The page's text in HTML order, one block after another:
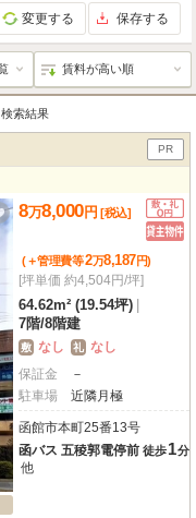
変更する 保存する
検索結果
PR
8万8,000円 [税込]
(＋管理費等2万8,187円)
[坪単価 約4,504円/坪]
64.62m² (19.54坪)
7階/8階建
敷 なし 礼 なし
保証金
－
駐車場
近隣月極
函館市本町25番13号
函バス 五稜郭電停前 徒歩1分
他